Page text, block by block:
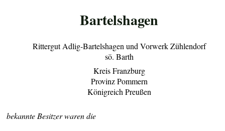
Bartelshagen
Rittergut Adlig-Bartelshagen und Vorwerk Zühlendorf
sö. Barth
Kreis Franzburg
Provinz Pommern
Königreich Preußen
bekannte Besitzer waren die